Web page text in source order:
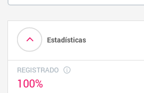
Estadísticas
REGISTRADO
100%